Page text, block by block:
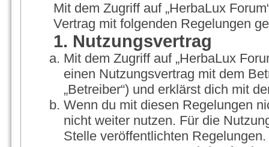
Mit dem Zugriff auf „HerbaLux
Vertrag mit folgenden Regelungen
1. Nutzungsvertrag
Mit dem Zugriff auf „HerbaLux
einen Nutzungsvertrag mit dem
„Betreiber“) und erklärst dich mit
Wenn du mit diesen Regelungen
nicht weiter nutzen. Für die
Stelle veröffentlichten Regelungen.